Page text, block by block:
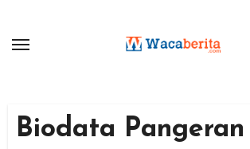
content
Biodata Pangeran